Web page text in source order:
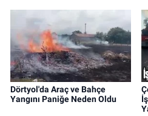
Dörtyol'da Araç ve Bahçe
Yangını Paniğe Neden Oldu